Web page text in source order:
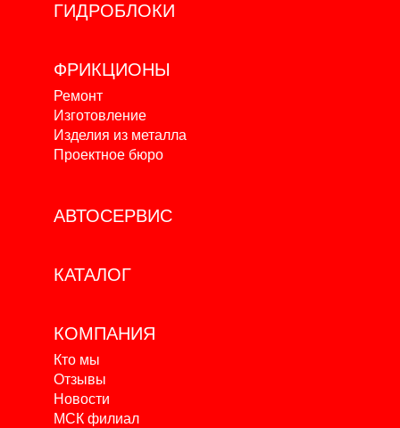
ГИДРОБЛОКИ
ФРИКЦИОНЫ
Ремонт
Изготовление
Изделия из металла
Проектное бюро
АВТОСЕРВИС
КАТАЛОГ
КОМПАНИЯ
Кто мы
Отзывы
Новости
МСК филиал